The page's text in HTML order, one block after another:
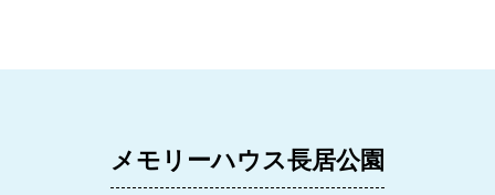
メモリーハウス長居公園